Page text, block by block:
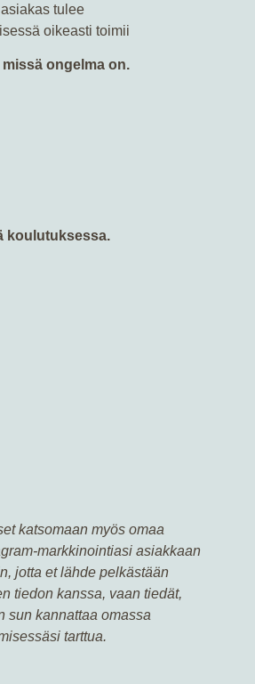
tulee
oikeasti toimii
ongelma on.
koulutuksessa.
katsomaan myös omaa
markkinointiasi asiakkaan
jotta et lähde pelkästään
tiedon kanssa, vaan tiedät,
sun kannattaa omassa
tarttua.